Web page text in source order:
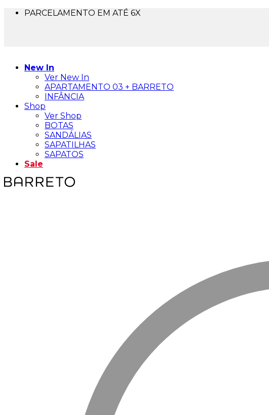
PARCELAMENTO EM ATÉ 6X
New In
Ver New In
APARTAMENTO 03 + BARRETO
INFÂNCIA
Shop
Ver Shop
BOTAS
SANDÁLIAS
SAPATILHAS
SAPATOS
Sale